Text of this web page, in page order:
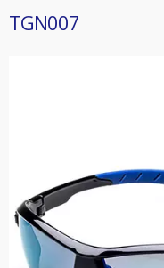
TGN007